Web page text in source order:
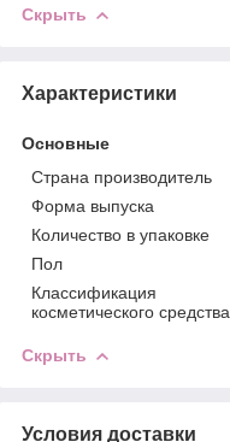
Скрыть
Характеристики
Основные
Страна производитель
Форма выпуска
Количество в упаковке
Пол
Классификация
косметического средства
Скрыть
Условия доставки